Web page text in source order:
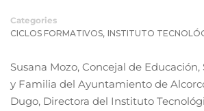
Categories
CICLOS FORMATIVOS, INSTITUTO
Susana Mozo, Concejal de Educación,
y Familia del Ayuntamiento de
Dugo, Directora del Instituto